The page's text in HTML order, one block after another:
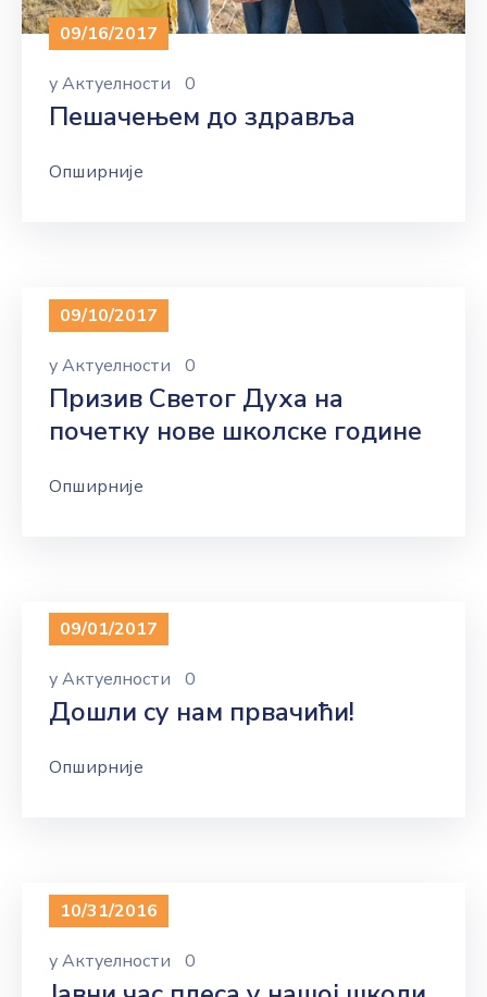
09/16/2017
уАктуелности 0
Пешачењем до здравља
Опширније
09/10/2017
уАктуелности 0
Призив Светог Духа на
почетку нове школске године
Опширније
09/01/2017
уАктуелности 0
Дошли су нам првачићи!
Опширније
10/31/2016
уАктуелности 0